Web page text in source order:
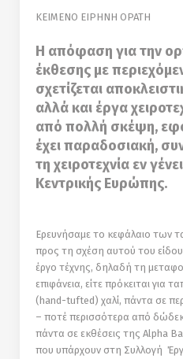
ΚΕΙΜΕΝΟ ΕΙΡΗΝΗ ΟΡΑΤΗ
H απόφαση για την
έκθεσης με
σχετίζεται
αλλά και έργα
από πολλή σκέψη,
έχει παραδοσιακή,
τη χειροτεχνία εν
Κεντρικής Ευρώπης.
Ερευνήσαµε το κεφάλαιο των
προς τη σχέση αυτού του
έργο τέχνης, δηλαδή τη
επιφάνεια, είτε πρόκειται για
(hand-tufted) χαλί, πάντα σε
– ποτέ περισσότερα από
πάντα σε εκθέσεις της Alpha
που υπάρχουν στη Συλλογή